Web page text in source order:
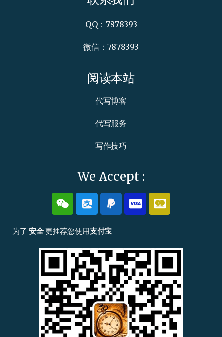
QQ：7878393
微信：7878393
阅读本站
代写博客
代写服务
写作技巧
We Accept :
W
e
i
x
n
A
l
i
p
y
P
a
y
p
l
C
c
-
s
a
C
c
-
s
e
r
c
a
r
d
为了 安全更推荐您使用支付宝